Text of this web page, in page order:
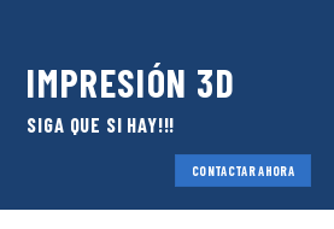
IMPRESIÓN 3D
SIGA QUE SI HAY!!!
CONTACTAR AHORA